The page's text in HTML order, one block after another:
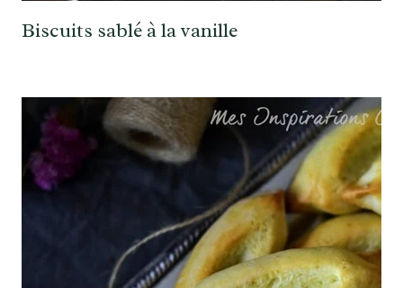
Biscuits sablé à la vanille